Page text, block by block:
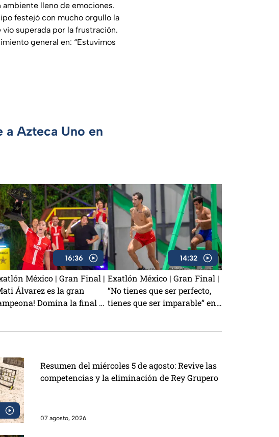
lleno de emociones.
festejó con mucho orgullo la
superada por la frustración.
general en: “Estuvimos
a Azteca Uno en
16:36
México | Gran Final |
Álvarez es la gran
Domina la final y
14:32
Exatlón México | Gran Final |
“No tienes que ser perfecto,
tienes que ser imparable” en
Resumen del miércoles 5 de agosto: Revive las
competencias y la eliminación de Rey Grupero
07 agosto, 2026